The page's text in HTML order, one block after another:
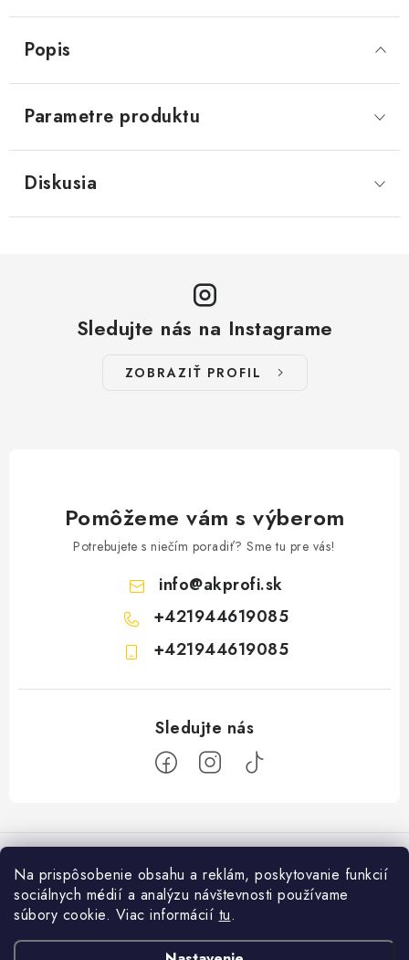
Na prispôsobenie obsahu a reklám, poskytovanie funkcií
sociálnych médií a analýzu návštevnosti používame
súbory cookie. Viac informácií tu.
Popis
Parametre produktu
Diskusia
Sledujte nás na Instagrame
ZOBRAZIŤ PROFIL
Pomôžeme vám s výberom
Potrebujete s niečím poradiť? Sme tu pre vás!
info@akprofi.sk
+421944619085
+421944619085
á
Informácie pre vás
Ako nakupovať
Facebook